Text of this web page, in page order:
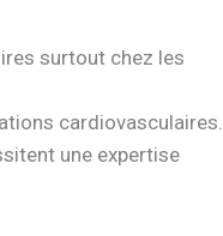
surtout chez les
cardiovasculaires.
une expertise